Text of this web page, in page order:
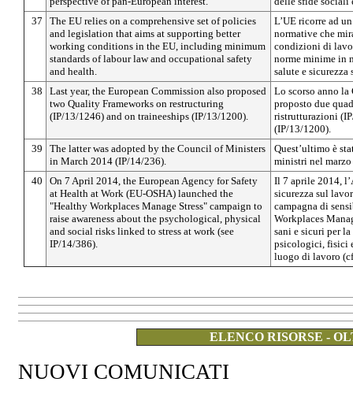
37
The EU relies on a comprehensive set of policies
and legislation that aims at supporting better
working conditions in the EU, including minimum
standards of labour law and occupational safety
and health.
L’UE ricorre ad
normative che
condizioni di
norme minime in
salute e sicurezza
38
Last year, the European Commission also proposed
two Quality Frameworks on restructuring
(IP/13/1246) and on traineeships (IP/13/1200).
Lo scorso anno la
proposto due
ristrutturazioni
(IP/13/1200).
39
The latter was adopted by the Council of Ministers
in March 2014 (IP/14/236).
Quest’ultimo è
ministri nel
40
On 7 April 2014, the European Agency for Safety
at Health at Work (EU-OSHA) launched the
"Healthy Workplaces Manage Stress" campaign to
raise awareness about the psychological, physical
and social risks linked to stress at work (see
IP/14/386).
Il 7 aprile 2014,
sicurezza sul
campagna di
Workplaces
sani e sicuri per
psicologici, fisici
luogo di lavoro
ELENCO RISORSE -
NUOVI COMUNICATI